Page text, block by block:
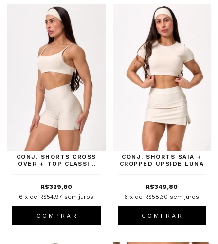
CONJ. SHORTS CROSS
OVER + TOP CLASSIC
R$329,80
6 x de R$54,97 sem juros
C O M P R A R
CONJ. SHORTS SAIA +
CROPPED UPSIDE LUNA
R$349,80
6 x de R$58,30 sem juros
C O M P R A R